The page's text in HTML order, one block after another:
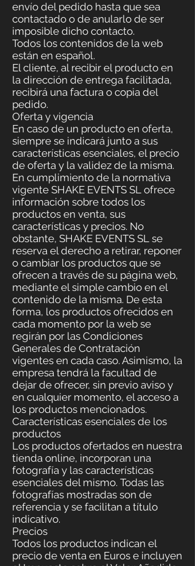
envío del pedido hasta que sea
contactado o de anularlo de ser
imposible dicho contacto.
Todos los contenidos de la web
están en español.
El cliente, al recibir el producto en
la dirección de entrega facilitada,
recibirá una factura o copia del
pedido.
Oferta y vigencia
En caso de un producto en oferta,
siempre se indicará junto a sus
características esenciales, el precio
de oferta y la validez de la misma.
En cumplimiento de la normativa
vigente SHAKE EVENTS SL ofrece
información sobre todos los
productos en venta, sus
características y precios. No
obstante, SHAKE EVENTS SL se
reserva el derecho a retirar, reponer
o cambiar los productos que se
ofrecen a través de su página web,
mediante el simple cambio en el
contenido de la misma. De esta
forma, los productos ofrecidos en
cada momento por la web se
regirán por las Condiciones
Generales de Contratación
vigentes en cada caso. Asimismo, la
empresa tendrá la facultad de
dejar de ofrecer, sin previo aviso y
en cualquier momento, el acceso a
los productos mencionados.
Características esenciales de los
productos
Los productos ofertados en nuestra
tienda online, incorporan una
fotografía y las características
esenciales del mismo. Todas las
fotografías mostradas son de
referencia y se facilitan a título
indicativo.
Precios
Todos los productos indican el
precio de venta en Euros e incluyen